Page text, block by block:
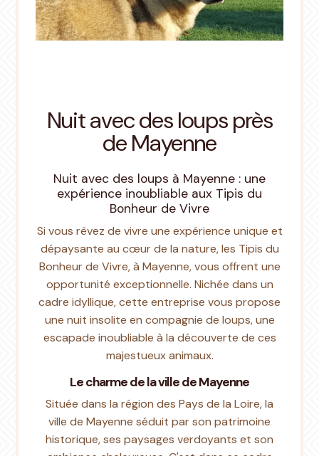
Nuit avec des loups près
de Mayenne
Nuit avec des loups à Mayenne : une
expérience inoubliable aux Tipis du
Bonheur de Vivre
Si vous rêvez de vivre une expérience unique et
dépaysante au cœur de la nature, les Tipis du
Bonheur de Vivre, à Mayenne, vous offrent une
opportunité exceptionnelle. Nichée dans un
cadre idyllique, cette entreprise vous propose
une nuit insolite en compagnie de loups, une
escapade inoubliable à la découverte de ces
majestueux animaux.
Le charme de la ville de Mayenne
Située dans la région des Pays de la Loire, la
ville de Mayenne séduit par son patrimoine
historique, ses paysages verdoyants et son